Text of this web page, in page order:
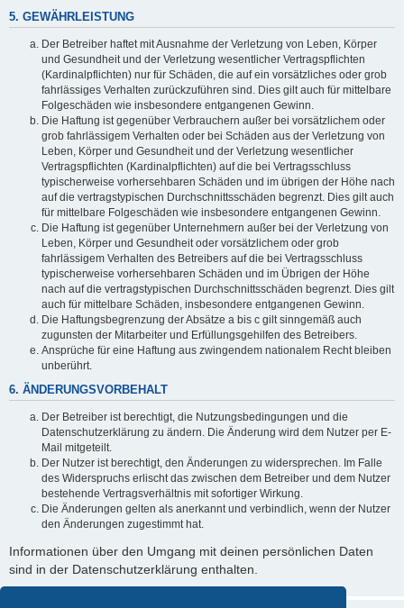
5. GEWÄHRLEISTUNG
Der Betreiber haftet mit Ausnahme der Verletzung von Leben, Körper
und Gesundheit und der Verletzung wesentlicher Vertragspflichten
(Kardinalpflichten) nur für Schäden, die auf ein vorsätzliches oder grob
fahrlässiges Verhalten zurückzuführen sind. Dies gilt auch für mittelbare
Folgeschäden wie insbesondere entgangenen Gewinn.
Die Haftung ist gegenüber Verbrauchern außer bei vorsätzlichem oder
grob fahrlässigem Verhalten oder bei Schäden aus der Verletzung von
Leben, Körper und Gesundheit und der Verletzung wesentlicher
Vertragspflichten (Kardinalpflichten) auf die bei Vertragsschluss
typischerweise vorhersehbaren Schäden und im übrigen der Höhe nach
auf die vertragstypischen Durchschnittsschäden begrenzt. Dies gilt auch
für mittelbare Folgeschäden wie insbesondere entgangenen Gewinn.
Die Haftung ist gegenüber Unternehmern außer bei der Verletzung von
Leben, Körper und Gesundheit oder vorsätzlichem oder grob
fahrlässigem Verhalten des Betreibers auf die bei Vertragsschluss
typischerweise vorhersehbaren Schäden und im Übrigen der Höhe
nach auf die vertragstypischen Durchschnittsschäden begrenzt. Dies gilt
auch für mittelbare Schäden, insbesondere entgangenen Gewinn.
Die Haftungsbegrenzung der Absätze a bis c gilt sinngemäß auch
zugunsten der Mitarbeiter und Erfüllungsgehilfen des Betreibers.
Ansprüche für eine Haftung aus zwingendem nationalem Recht bleiben
unberührt.
6. ÄNDERUNGSVORBEHALT
Der Betreiber ist berechtigt, die Nutzungsbedingungen und die
Datenschutzerklärung zu ändern. Die Änderung wird dem Nutzer per E-
Mail mitgeteilt.
Der Nutzer ist berechtigt, den Änderungen zu widersprechen. Im Falle
des Widerspruchs erlischt das zwischen dem Betreiber und dem Nutzer
bestehende Vertragsverhältnis mit sofortiger Wirkung.
Die Änderungen gelten als anerkannt und verbindlich, wenn der Nutzer
den Änderungen zugestimmt hat.
Informationen über den Umgang mit deinen persönlichen Daten
sind in der Datenschutzerklärung enthalten.